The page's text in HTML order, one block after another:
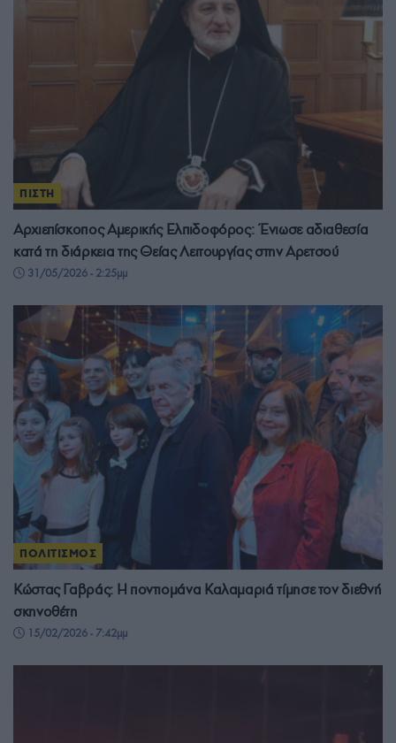
ΠΙΣΤΗ
Αρχιεπίσκοπος Αμερικής Ελπιδοφόρος: Ένιωσε αδιαθεσία
κατά τη διάρκεια της Θείας Λειτουργίας στην Αρετσού
31/05/2026 - 2:25μμ
ΠΟΛΙΤΙΣΜΟΣ
Κώστας Γαβράς: Η ποντιομάνα Καλαμαριά τίμησε τον διεθνή
σκηνοθέτη
15/02/2026 - 7:42μμ